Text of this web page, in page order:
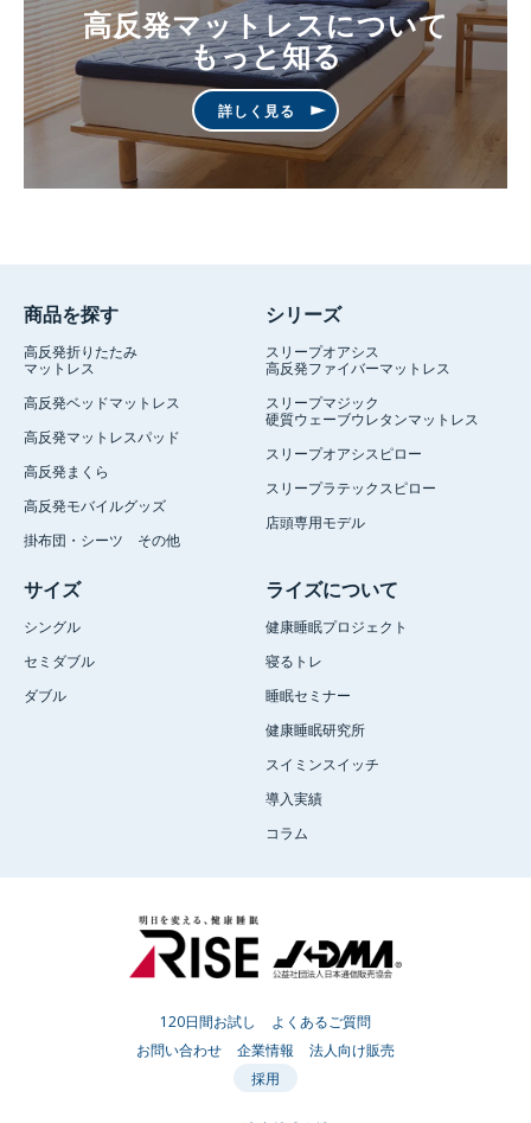
高反発マットレスについて
もっと知る
詳しく見る
商品を探す
高反発折りたたみ
マットレス
高反発ベッドマットレス
高反発マットレスパッド
高反発まくら
高反発モバイルグッズ
掛布団・シーツ その他
シリーズ
スリープオアシス
高反発ファイバーマットレス
スリープマジック
硬質ウェーブウレタンマットレス
スリープオアシスピロー
スリープラテックスピロー
店頭専用モデル
サイズ
シングル
セミダブル
ダブル
ライズについて
健康睡眠プロジェクト
寝るトレ
睡眠セミナー
健康睡眠研究所
スイミンスイッチ
導入実績
コラム
120日間お試し
よくあるご質問
お問い合わせ
企業情報
法人向け販売
採用